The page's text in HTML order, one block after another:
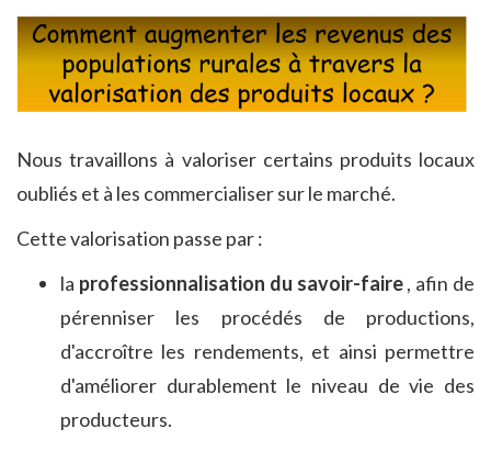
Nous travaillons à valoriser certains produits locaux
oubliés et à les commercialiser sur le marché.
Cette valorisation passe par :
la professionnalisation du savoir-faire, afin de
pérenniser les procédés de productions,
d'accroître les rendements, et ainsi permettre
d'améliorer durablement le niveau de vie des
producteurs.